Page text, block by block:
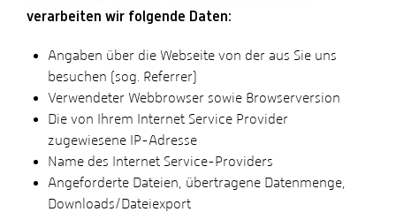
verarbeiten wir folgende Daten:
Angaben über die Webseite von der aus Sie uns
besuchen (sog. Referrer)
Verwendeter Webbrowser sowie Browserversion
Die von Ihrem Internet Service Provider
zugewiesene IP-Adresse
Name des Internet Service-Providers
Angeforderte Dateien, übertragene Datenmenge,
Downloads/Dateiexport